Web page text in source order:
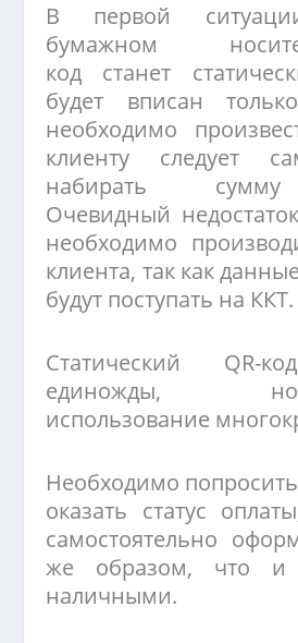
В первой
бумажном
код станет
будет вписан
необходимо
клиенту следует
набирать
Очевидный
необходимо
клиента, так как
будут поступать на ККТ.
Статический QR-
единожды,
использование
Необходимо
оказать статус
самостоятельно
же образом, что и
наличными.